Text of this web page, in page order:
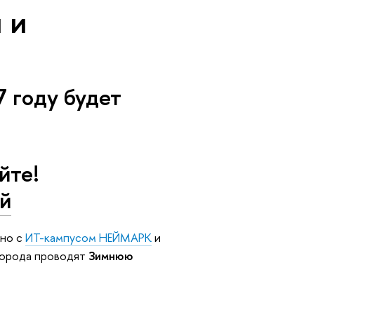
и
будет
с ИТ-кампусом НЕЙМАРКи
проводят Зимнюю